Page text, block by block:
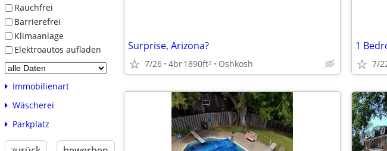
Rauchfrei
Barrierefrei
Klimaanlage
Elektroautos aufladen
Immobilienart
Wäscherei
Parkplatz
Surprise, Arizona?
7/26 4br1890ft2 Oshkosh 7/